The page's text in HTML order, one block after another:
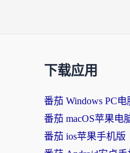
下载应用
番茄 Windows PC电
番茄 macOS苹果电
番茄 ios苹果手机版